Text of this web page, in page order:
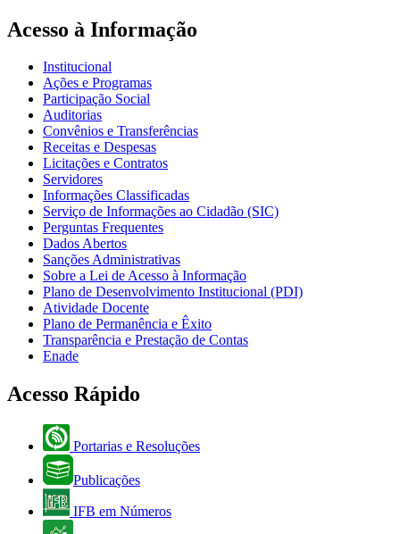
Acesso à Informação
Institucional
Ações e Programas
Participação Social
Auditorias
Convênios e Transferências
Receitas e Despesas
Licitações e Contratos
Servidores
Informações Classificadas
Serviço de Informações ao Cidadão (SIC)
Perguntas Frequentes
Dados Abertos
Sanções Administrativas
Sobre a Lei de Acesso à Informação
Plano de Desenvolvimento Institucional (PDI)
Atividade Docente
Plano de Permanência e Êxito
Transparência e Prestação de Contas
Enade
Acesso Rápido
Portarias e Resoluções
Publicações
IFB em Números